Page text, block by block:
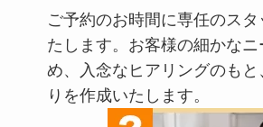
ご予約のお時間に専任のス
たします。お客様の細かな
め、入念なヒアリングのも
りを作成いたします。